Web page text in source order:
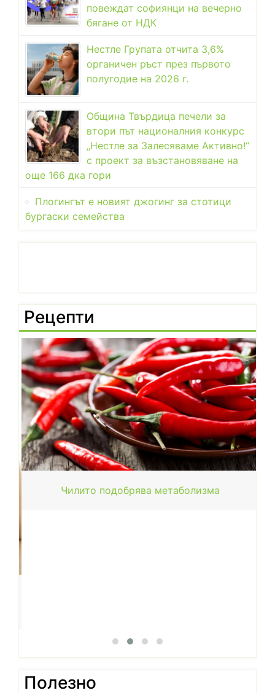
повеждат софиянци на вечерно
бягане от НДК
Нестле Групата отчита 3,6%
органичен ръст през първото
полугодие на 2026 г.
Община Твърдица печели за
втори път националния конкурс
„Нестле за Залесяваме Активно!“
с проект за възстановяване на
още 166 дка гори
Плогингът е новият джогинг за стотици
бургаски семейства
Рецепти
Чилито подобрява метаболизма
Полезно